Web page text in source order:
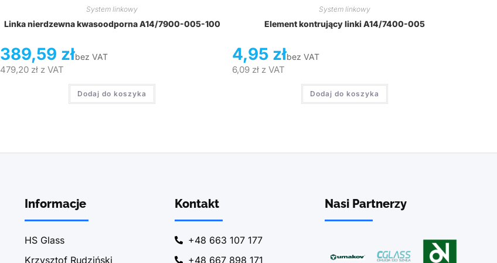
System linkowy
Linka nierdzewna kwasoodporna A14/7900-005-100
389,59 złbez VAT
479,20 złz VAT
Dodaj do koszyka
System linkowy
Element kontrujący linki A14/7400-005
4,95 złbez VAT
6,09 złz VAT
Dodaj do koszyka
Informacje
HS Glass
Krzysztof Rudziński
Kontakt
+48 663 107 177
+48 667 898 171
Nasi Partnerzy